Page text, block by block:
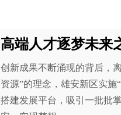
高端人才逐梦未来
创新成果不断涌现的背后，
资源”的理念，雄安新区实施
搭建发展平台，吸引一批批